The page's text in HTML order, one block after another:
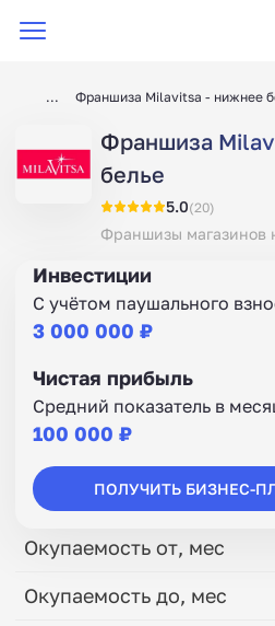
Франшиза Milavitsa - нижнее
Франшиза
белье
5.0(20)
Франшизы магазинов
Инвестиции
С учётом паушального
3 000 000 ₽
Чистая прибыль
Средний показатель в
100 000 ₽
ПОЛУЧИТЬ БИЗНЕС-
Окупаемость от, мес
Окупаемость до, мес